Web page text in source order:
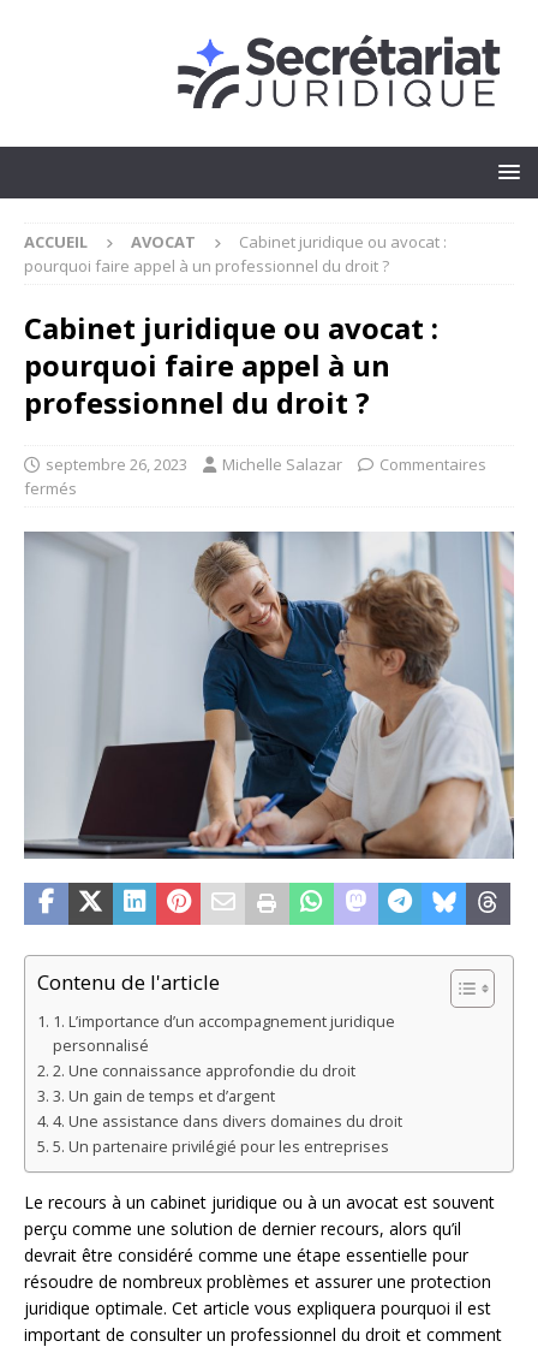
ACCUEIL AVOCAT
Cabinet juridique ou avocat :
pourquoi faire appel à un professionnel du droit ?
Cabinet juridique ou avocat :
pourquoi faire appel à un
professionnel du droit ?
septembre 26, 2023 Michelle Salazar
Commentaires
fermés
Contenu de l'article
1. L’importance d’un accompagnement juridique
personnalisé
2. Une connaissance approfondie du droit
3. Un gain de temps et d’argent
4. Une assistance dans divers domaines du droit
5. Un partenaire privilégié pour les entreprises
Le recours à un cabinet juridique ou à un avocat est souvent
perçu comme une solution de dernier recours, alors qu’il
devrait être considéré comme une étape essentielle pour
résoudre de nombreux problèmes et assurer une protection
juridique optimale. Cet article vous expliquera pourquoi il est
important de consulter un professionnel du droit et comment